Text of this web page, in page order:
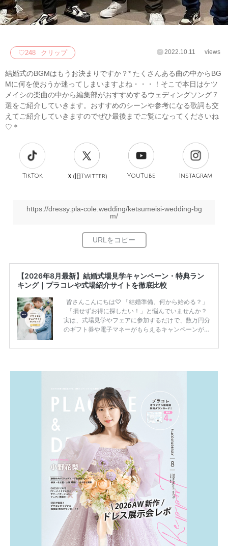
♡248 クリップ 2022.10.11 views
結婚式のBGMはもうお決まりですか？* たくさんある曲の中からBG
Mに何を使おうか迷ってしまいますよね・・・！そこで本日はケツ
メイシの楽曲の中から編集部がおすすめするウェディングソング７
選をご紹介していきます。おすすめのシーンや参考になる歌詞も交
えてご紹介していきますのでぜひ最後までご覧になってくださいね
♡＊
TikTok Ｘ(旧Twitter) YouTube Instagram
https://dressy.pla-cole.wedding/ketsumeisi-wedding-bg
m/
【2026年8月最新】結婚式場見学キャンペーン・特典ラン
キング｜プラコレや式場紹介サイトを徹底比較
皆さんこんにちは♡ 「結婚準備、何から始める？」
「損せずお得に探したい！」と悩んでいませんか？
実は、式場見学やフェアに参加するだけで、数万円分
のギフト券や電子マネーがもらえるキャンペーンがあ
ため、比較せずに選ぶと損をしてしまうことも……。
一番お得？」「プラコレの特典は？」といった疑問も
解決します。 まずは診断で候補を絞れる「ウェディ
ング診断」か、体験型 […]続きを読む